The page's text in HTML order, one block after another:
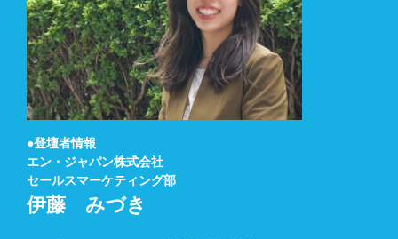
●登壇者情報
エン・ジャパン株式会社
セールスマーケティング部
伊藤 みづき